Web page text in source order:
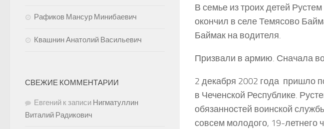
В семье из троих детей
окончил в селе Темясово
Баймак на водителя.
Призвали в армию. Сначала
2 декабря 2002 года пришло
в Чеченской Республике.
обязанностей воинской
совсем молодого, 19-летнего
Рафиков Мансур Минибаевич
Квашнин Анатолий Васильевич
СВЕЖИЕ КОММЕНТАРИИ
Евгений к записи Нигматуллин
Виталий Радикович